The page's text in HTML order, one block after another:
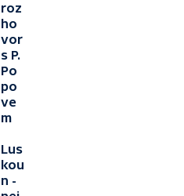
roz
ho
vor
s P.
Po
po
ve
m
Lus
kou
n -